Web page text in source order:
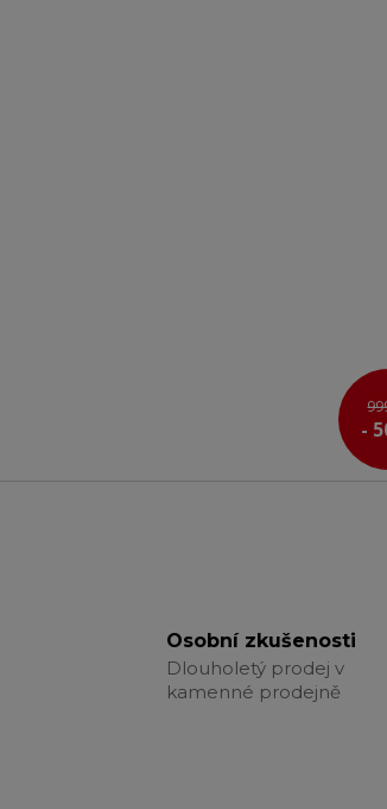
-
Osobní zkušenosti
Dlouholetý prodej v
kamenné prodejně